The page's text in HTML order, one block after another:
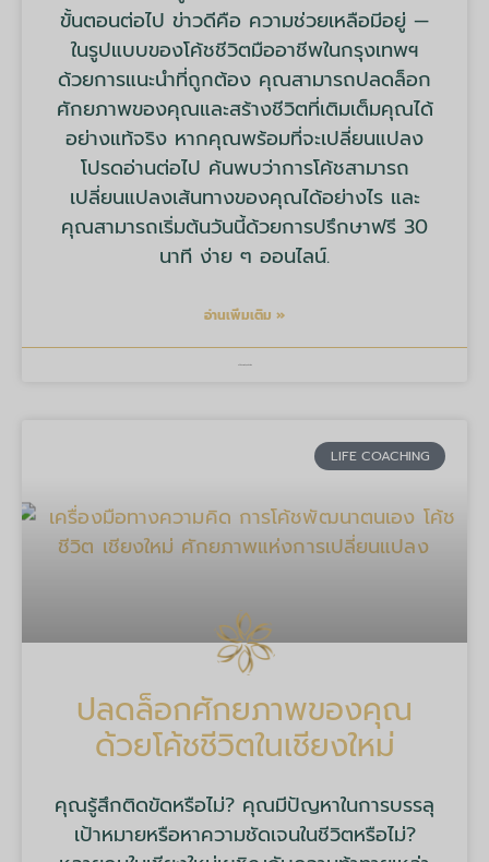
ขั้นตอนต่อไป ข่าวดีคือ ความช่วยเหลือมีอยู่ —
ในรูปแบบของโค้ชชีวิตมืออาชีพในกรุงเทพฯ
ด้วยการแนะนำที่ถูกต้อง คุณสามารถปลดล็อก
ศักยภาพของคุณและสร้างชีวิตที่เติมเต็มคุณได้
อย่างแท้จริง หากคุณพร้อมที่จะเปลี่ยนแปลง
โปรดอ่านต่อไป ค้นพบว่าการโค้ชสามารถ
เปลี่ยนแปลงเส้นทางของคุณได้อย่างไร และ
คุณสามารถเริ่มต้นวันนี้ด้วยการปรึกษาฟรี 30
นาที ง่าย ๆ ออนไลน์.
อ่านเพิ่มเติม »
LIFE COACHING
ปลดล็อกศักยภาพของคุณ
ด้วยโค้ชชีวิตในเชียงใหม่
คุณรู้สึกติดขัดหรือไม่? คุณมีปัญหาในการบรรลุ
เป้าหมายหรือหาความชัดเจนในชีวิตหรือไม่?